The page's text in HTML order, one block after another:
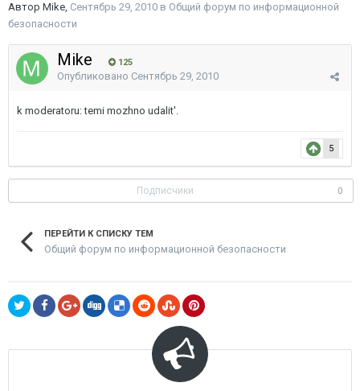
Автор Mike, Сентябрь 29, 2010 в Общий форум по информационной
безопасности
Mike 125
Опубликовано Сентябрь 29, 2010
k moderatoru: temi mozhno udalit'.
5
Подписчики 0
ПЕРЕЙТИ К СПИСКУ ТЕМ
Общий форум по информационной безопасности